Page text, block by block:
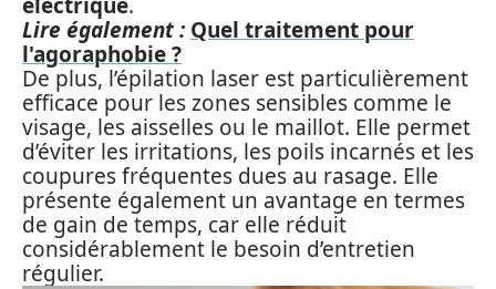
Lire également : Quel traitement pour
l'agoraphobie ?
De plus, l’épilation laser est particulièrement
efficace pour les zones sensibles comme le
visage, les aisselles ou le maillot. Elle permet
d’éviter les irritations, les poils incarnés et les
coupures fréquentes dues au rasage. Elle
présente également un avantage en termes
de gain de temps, car elle réduit
considérablement le besoin d’entretien
régulier.